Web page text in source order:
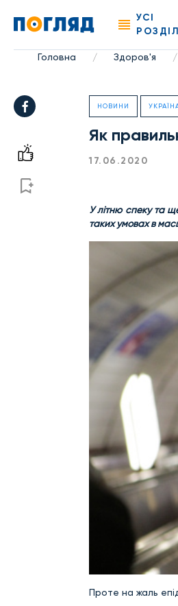
УСІ
Головна / Здоров'я /
НОВИНИ
Як
17.06.2020
У літню спеку та
таких умовах в
Проте на жаль